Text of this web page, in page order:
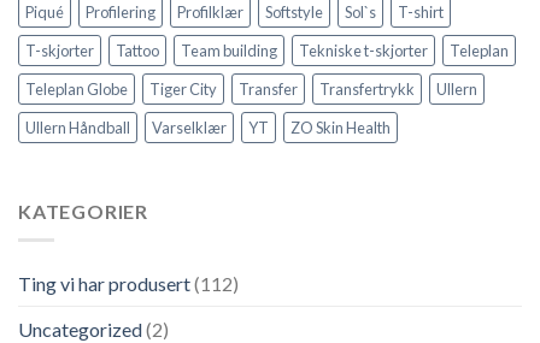
Piqué
Profilering Profilklær Softstyle Sol`s
T-shirt
T-skjorter
Tattoo Team building Tekniske t-skjorter
Teleplan
Teleplan Globe
Tiger City Transfer Transfertrykk
Ullern
Ullern Håndball
Varselklær YT ZO Skin Health
KATEGORIER
Ting vi har produsert(112)
Uncategorized(2)